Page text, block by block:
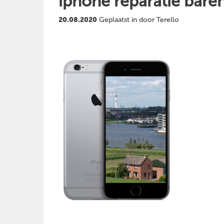
20.08.2020 Geplaatst in door Terello